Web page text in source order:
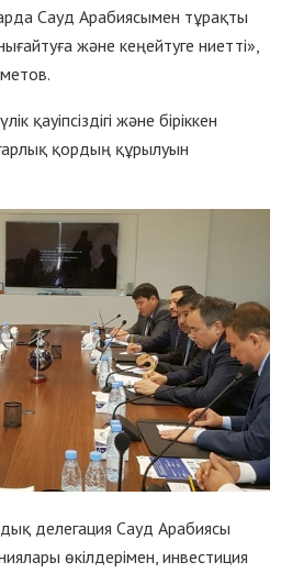
Сауд Арабиясымен тұрақты
және кеңейтуге ниетті»,
қауіпсіздігі және біріккен
қордың құрылуын
делегация Сауд Арабиясы
өкілдерімен, инвестиция